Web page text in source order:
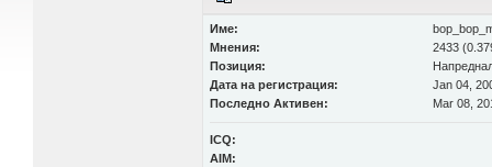
Име:
Мнения:
2433
Позиция:
Дата на регистрация:
Jan 04,
Последно Активен:
Mar 08,
ICQ:
AIM: